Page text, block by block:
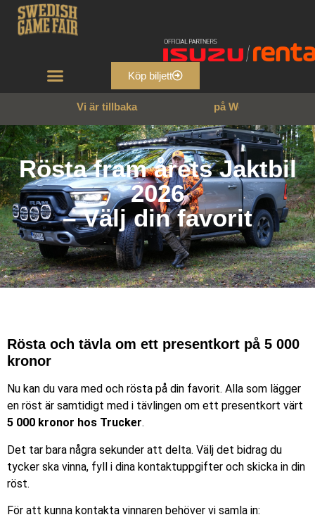
Köp biljett
Vi är tillbaka på We
Rösta fram årets Jaktbil
2026
– Välj din favorit
Rösta och tävla om ett presentkort på 5 000
kronor
Nu kan du vara med och rösta på din favorit. Alla som lägger
en röst är samtidigt med i tävlingen om ett presentkort värt
5 000 kronor hos Trucker.
Det tar bara några sekunder att delta. Välj det bidrag du
tycker ska vinna, fyll i dina kontaktuppgifter och skicka in din
röst.
För att kunna kontakta vinnaren behöver vi samla in: